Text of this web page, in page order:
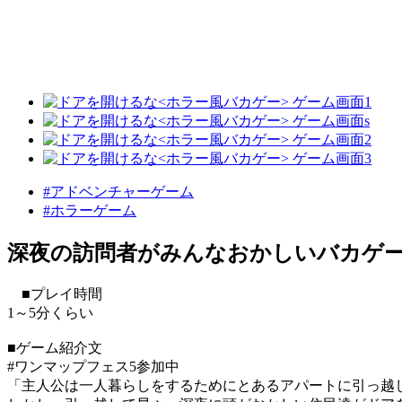
#アドベンチャーゲーム
#ホラーゲーム
深夜の訪問者がみんなおかしいバカゲ
■プレイ時間
1～5分くらい
■ゲーム紹介文
#ワンマップフェス5参加中
「主人公は一人暮らしをするためにとあるアパートに引っ越